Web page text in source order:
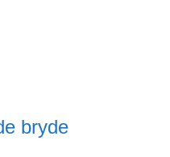
bryde